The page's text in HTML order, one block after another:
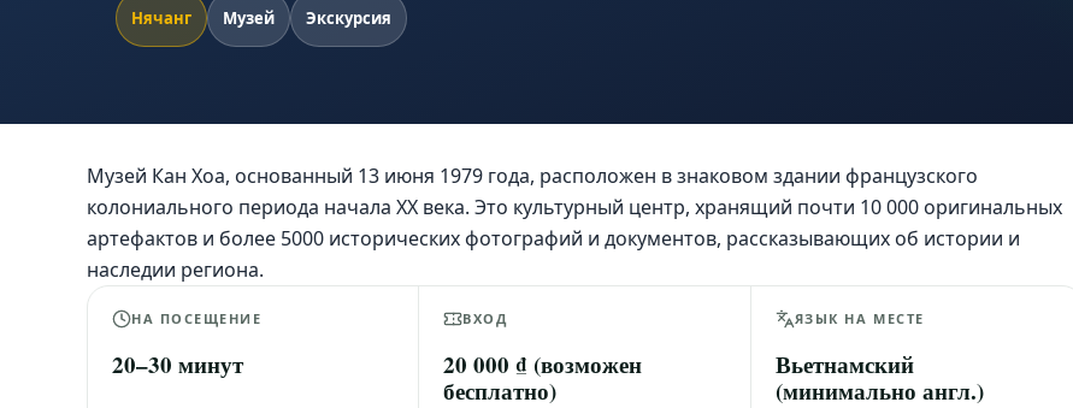
Нячанг Музей Экскурсия
Музей Кан Хоа, основанный 13 июня 1979 года, расположен в знаковом здании французского
колониального периода начала XX века. Это культурный центр, хранящий почти 10 000 оригинальных
артефактов и более 5000 исторических фотографий и документов, рассказывающих об истории и
наследии региона.
НА ПОСЕЩЕНИЕ
20–30 минут
ВХОД
20 000 ₫ (возможен
бесплатно)
ЯЗЫК НА МЕСТЕ
Вьетнамский
(минимально англ.)